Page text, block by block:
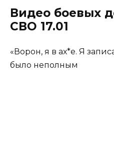
Видео боевых
СВО 17.01
«Ворон, я в ах*е. Я
было неполным